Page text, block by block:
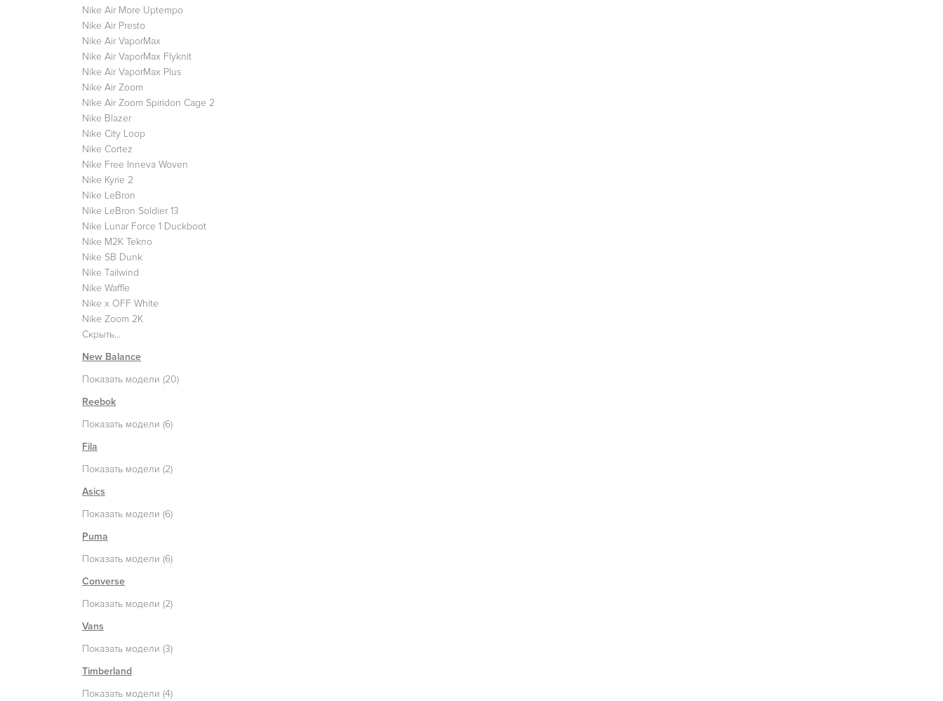
Nike Air More Uptempo
Nike Air Presto
Nike Air VaporMax
Nike Air VaporMax Flyknit
Nike Air VaporMax Plus
Nike Air Zoom
Nike Air Zoom Spiridon Cage 2
Nike Blazer
Nike City Loop
Nike Cortez
Nike Free Inneva Woven
Nike Kyrie 2
Nike LeBron
Nike LeBron Soldier 13
Nike Lunar Force 1 Duckboot
Nike M2K Tekno
Nike SB Dunk
Nike Tailwind
Nike Waffle
Nike x OFF White
Nike Zoom 2K
Скрыть...
New Balance
Показать модели (20)
Reebok
Показать модели (6)
Fila
Показать модели (2)
Asics
Показать модели (6)
Puma
Показать модели (6)
Converse
Показать модели (2)
Vans
Показать модели (3)
Timberland
Показать модели (4)